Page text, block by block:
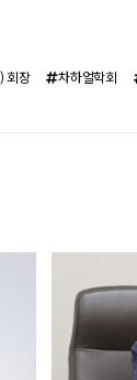
회장 차하얼학회